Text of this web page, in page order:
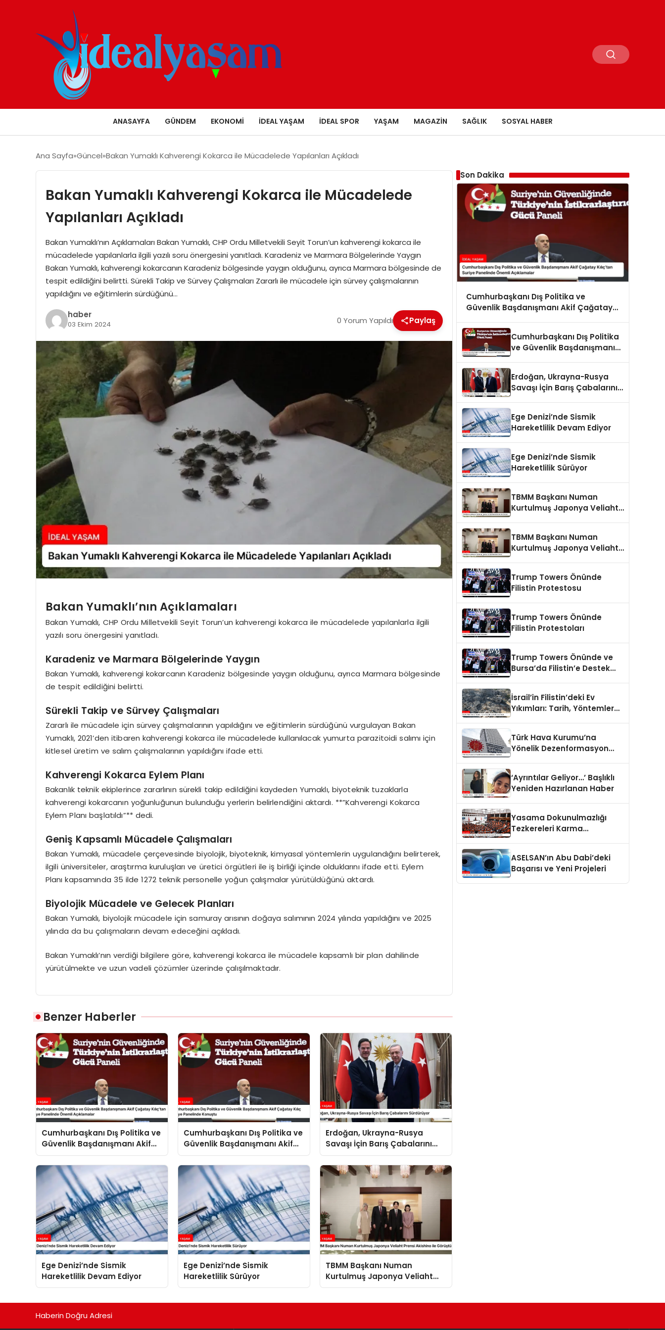
ANASAYFA GÜNDEM EKONOMI İDEAL YAŞAM İDEAL SPOR YAŞAM MAGAZIN SAĞLIK SOSYAL HABER
Ana Sayfa Güncel Bakan Yumaklı Kahverengi Kokarca ile Mücadelede Yapılanları Açıkladı
Bakan Yumaklı Kahverengi Kokarca ile Mücadelede
Yapılanları Açıkladı
Bakan Yumaklı’nın Açıklamaları Bakan Yumaklı, CHP Ordu Milletvekili Seyit Torun’un kahverengi kokarca ile
mücadelede yapılanlarla ilgili yazılı soru önergesini yanıtladı. Karadeniz ve Marmara Bölgelerinde Yaygın
Bakan Yumaklı, kahverengi kokarcanın Karadeniz bölgesinde yaygın olduğunu, ayrıca Marmara bölgesinde de
tespit edildiğini belirtti. Sürekli Takip ve Sürvey Çalışmaları Zararlı ile mücadele için sürvey çalışmalarının
yapıldığını ve eğitimlerin sürdüğünü…
haber
03 Ekim 2024 0 Yorum Yapıldı Paylaş
Bakan Yumaklı’nın Açıklamaları
Bakan Yumaklı, CHP Ordu Milletvekili Seyit Torun’un kahverengi kokarca ile mücadelede yapılanlarla ilgili
yazılı soru önergesini yanıtladı.
Karadeniz ve Marmara Bölgelerinde Yaygın
Bakan Yumaklı, kahverengi kokarcanın Karadeniz bölgesinde yaygın olduğunu, ayrıca Marmara bölgesinde
de tespit edildiğini belirtti.
Sürekli Takip ve Sürvey Çalışmaları
Zararlı ile mücadele için sürvey çalışmalarının yapıldığını ve eğitimlerin sürdüğünü vurgulayan Bakan
Yumaklı, 2021’den itibaren kahverengi kokarca ile mücadelede kullanılacak yumurta parazitoidi salımı için
kitlesel üretim ve salım çalışmalarının yapıldığını ifade etti.
Kahverengi Kokarca Eylem Planı
Bakanlık teknik ekiplerince zararlının sürekli takip edildiğini kaydeden Yumaklı, biyoteknik tuzaklarla
kahverengi kokarcanın yoğunluğunun bulunduğu yerlerin belirlendiğini aktardı. **”Kahverengi Kokarca
Eylem Planı başlatıldı”** dedi.
Geniş Kapsamlı Mücadele Çalışmaları
Bakan Yumaklı, mücadele çerçevesinde biyolojik, biyoteknik, kimyasal yöntemlerin uygulandığını belirterek,
ilgili üniversiteler, araştırma kuruluşları ve üretici örgütleri ile iş birliği içinde olduklarını ifade etti. Eylem
Planı kapsamında 35 ilde 1272 teknik personelle yoğun çalışmalar yürütüldüğünü aktardı.
Biyolojik Mücadele ve Gelecek Planları
Bakan Yumaklı, biyolojik mücadele için samuray arısının doğaya salımının 2024 yılında yapıldığını ve 2025
yılında da bu çalışmaların devam edeceğini açıkladı.
Bakan Yumaklı’nın verdiği bilgilere göre, kahverengi kokarca ile mücadele kapsamlı bir plan dahilinde
yürütülmekte ve uzun vadeli çözümler üzerinde çalışılmaktadır.
Benzer Haberler
Cumhurbaşkanı Dış Politika ve
Güvenlik Başdanışmanı Akif
Çağatay Kılıç’tan Suriye
Panelinde Önemli Açıklamalar
Cumhurbaşkanı Dış Politika ve
Güvenlik Başdanışmanı Akif
Çağatay Kılıç Suriye Panelinde
Konuştu
Erdoğan, Ukrayna-Rusya
Savaşı İçin Barış Çabalarını
Sürdürüyor
Ege Denizi’nde Sismik
Hareketlilik Devam Ediyor
Ege Denizi’nde Sismik
Hareketlilik Sürüyor
TBMM Başkanı Numan
Kurtulmuş Japonya Veliaht
Prensi Akishino ile Görüştü
Son Dakika
Cumhurbaşkanı Dış Politika ve
Güvenlik Başdanışmanı Akif Çağatay
Açıklamalar
Cumhurbaşkanı Dış Politika
ve Güvenlik Başdanışmanı
Erdoğan, Ukrayna-Rusya
Savaşı İçin Barış Çabalarını
Ege Denizi’nde Sismik
Hareketlilik Devam Ediyor
Ege Denizi’nde Sismik
Hareketlilik Sürüyor
TBMM Başkanı Numan
Kurtulmuş Japonya Veliaht
TBMM Başkanı Numan
Kurtulmuş Japonya Veliaht
Trump Towers Önünde
Filistin Protestosu
Trump Towers Önünde
Filistin Protestoları
Trump Towers Önünde ve
Bursa’da Filistin’e Destek
İsrail’in Filistin’deki Ev
Yıkımları: Tarih, Yöntemler
Türk Hava Kurumu’na
Yönelik Dezenformasyon
‘Ayrıntılar Geliyor…’ Başlıklı
Yeniden Hazırlanan Haber
Yasama Dokunulmazlığı
Tezkereleri Karma
ASELSAN’ın Abu Dabi’deki
Başarısı ve Yeni Projeleri
Haberin Doğru Adresi